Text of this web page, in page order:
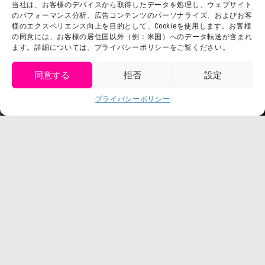
当社は、お客様のデバイスから取得したデータを処理し、ウェブサイト
のパフォーマンス分析、広告コンテンツのパーソナライズ、およびお客
様のエクスペリエンス向上を目的として、Cookieを使用します。お客様
の同意には、お客様の居住国以外（例：米国）へのデータ転送が含まれ
ます。詳細については、プライバシーポリシーをご覧ください。
同意する 拒否 設定
プライバシーポリシー
お問い合わせ
利用規約
プライバシーポリシー
プレスリリース
会社概要
スタッフ募集